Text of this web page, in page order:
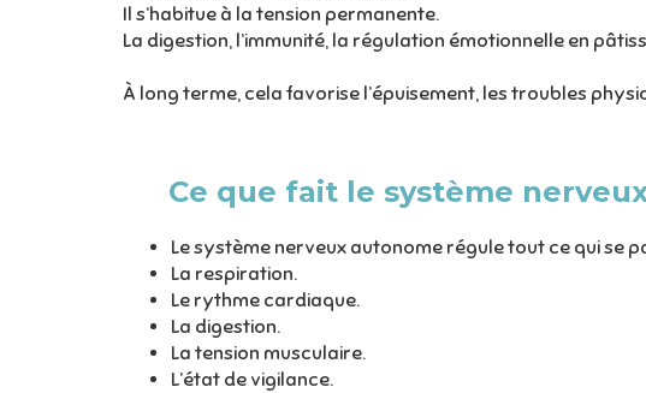
Il s’habitue à la tension permanente.
La digestion, l’immunité, la régulation émotionnelle en
À long terme, cela favorise l’épuisement, les troubles
Ce que fait le système
Le système nerveux autonome régule tout ce qui se
La respiration.
Le rythme cardiaque.
La digestion.
La tension musculaire.
L’état de vigilance.